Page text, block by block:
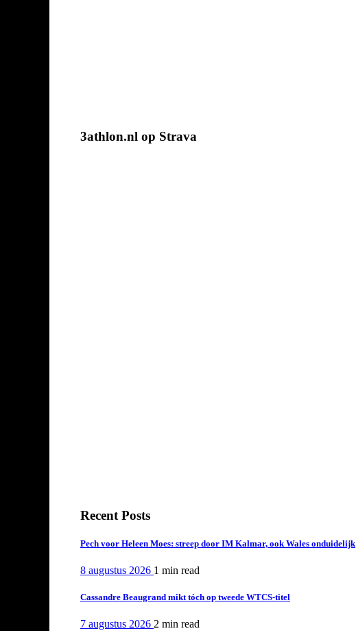
3athlon.nl op Strava
Recent Posts
Pech voor Heleen Moes: streep door IM Kalmar, ook Wales onduidelijk
8 augustus 2026 1 min read
Cassandre Beaugrand mikt tóch op tweede WTCS-titel
7 augustus 2026 2 min read